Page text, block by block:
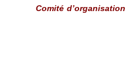
Comité d’organisation